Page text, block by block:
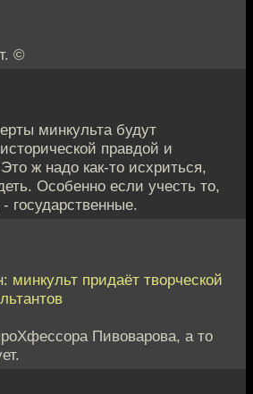
©
минкульта будут
правдой и
ж надо как-то исхриться,
Особенно если учесть то,
государственные.
минкульт придаёт творческой
Пивоварова, а то